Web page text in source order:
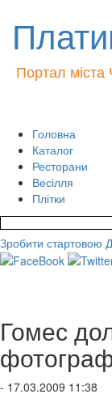
Портал міста
Головна
Каталог
Ресторани
Весілля
Плітки
Зробити стартовою
Гомес
- 17.03.2009 11:38